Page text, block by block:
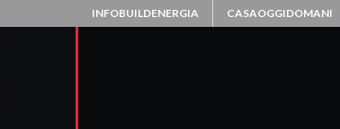
INFOBUILDENERGIA CASAOGGIDOMANI